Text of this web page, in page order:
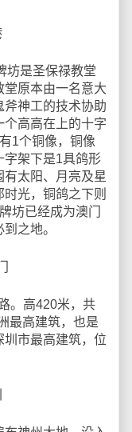
坊是圣保禄教堂
堂原本由一名意大
神工的技术协助
个高高在上的十字
1个铜像，铜像
字架下是1具鸽形
太阳、月亮及星
光，铜鸽之下则
坊已经成为澳门
之地。
。高420米，共
最高建筑，也是
市最高建筑，位